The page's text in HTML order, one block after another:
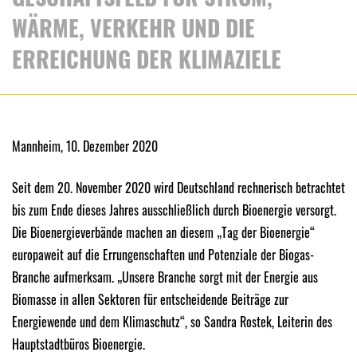
WÄRME, VERKEHR UND DIE
ERREICHUNG DER KLIMAZIELE
Mannheim, 10. Dezember 2020
Seit dem 20. November 2020 wird Deutschland rechnerisch betrachtet
bis zum Ende dieses Jahres ausschließlich durch Bioenergie versorgt.
Die Bioenergieverbände machen an diesem „Tag der Bioenergie“
europaweit auf die Errungenschaften und Potenziale der Biogas-
Branche aufmerksam. „Unsere Branche sorgt mit der Energie aus
Biomasse in allen Sektoren für entscheidende Beiträge zur
Energiewende und dem Klimaschutz“, so Sandra Rostek, Leiterin des
Hauptstadtbüros Bioenergie.